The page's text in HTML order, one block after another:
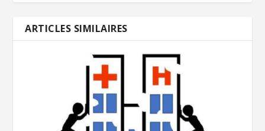
ARTICLES SIMILAIRES